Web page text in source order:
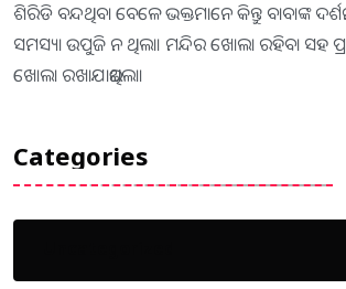
ଶିରିଡି ବନ୍ଦଥିବା ବେଳେ ଭକ୍ତମାନେ କିନ୍ତୁ ବାବାଙ୍କ
ସମସ୍ୟା ଉପୁଜି ନ ଥିଲା। ମନ୍ଦିର ଖୋଲା ରହିବା ସହ
ଖୋଲା ରଖାଯାଇଥିଲା।
Categories